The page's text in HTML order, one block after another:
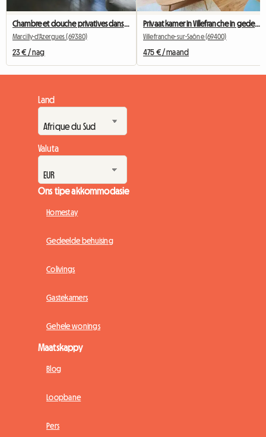
Chambre et douche privatives dans loft avec terrasse 40 m2
Marcilly-d'Azergues (69380)
23 € / nag
Privaat kamer in Villefranche in gedeelde akkommodasie
Villefranche-sur-Saône (69400)
475 € / maand
Land
Valuta
Ons tipe akkommodasie
Homestay
Gedeelde behuising
Colivings
Gastekamers
Gehele wonings
Maatskappy
Blog
Loopbane
Pers